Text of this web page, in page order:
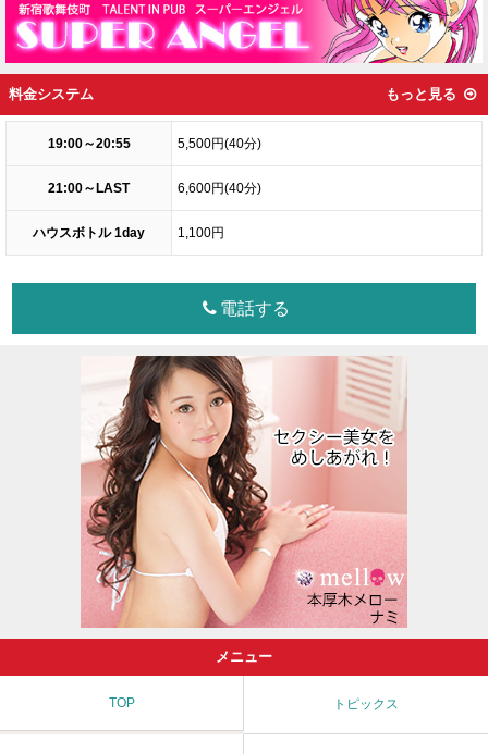
料金システム もっと見る
19:00～20:55 5,500円(40分)
21:00～LAST 6,600円(40分)
ハウスボトル 1day 1,100円
電話する
メニュー
TOP トピックス